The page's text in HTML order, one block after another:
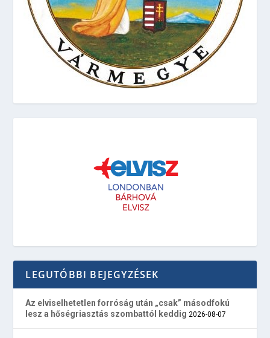
LEGUTÓBBI BEJEGYZÉSEK
Az elviselhetetlen forróság után „csak” másodfokú
lesz a hőségriasztás szombattól keddig 2026-08-07